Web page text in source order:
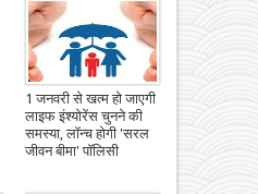
1 जनवरी से खत्म हो जाएगी
लाइफ इंश्योरेंस चुनने की
समस्या, लॉन्च होगी 'सरल
जीवन बीमा' पॉलिसी